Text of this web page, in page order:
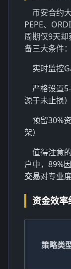
币安合约
PEPE、
周期仅9天
备三大条件：
实时监控
严格设置
源于未止损）
预留30%
架）
值得注意
户中，89%
交易对专业
资金效
策略类